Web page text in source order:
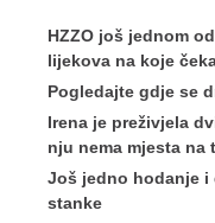
HZZO još jednom
lijekova na koje
Pogledajte gdje se
Irena je preživjela
nju nema mjesta na
Još jedno hodanje i
stanke